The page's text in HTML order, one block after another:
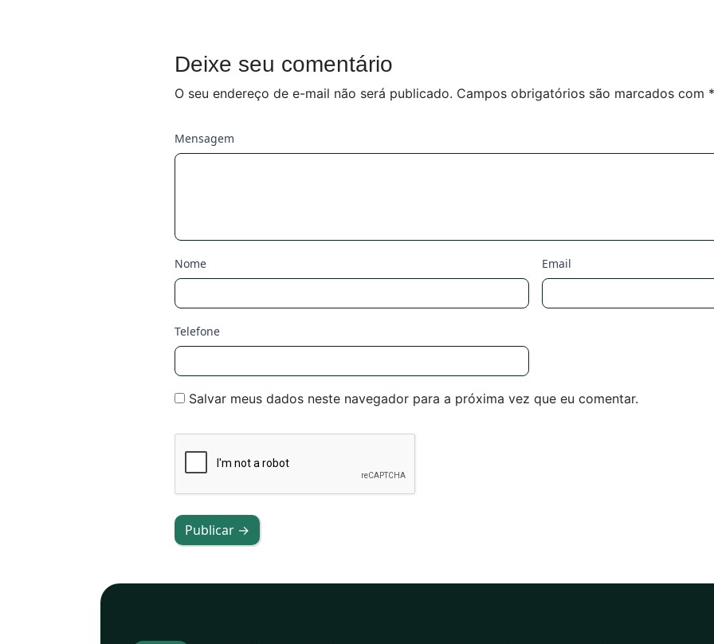
Deixe seu comentário
O seu endereço de e-mail não será publicado. Campos obrigatórios são marcados com *
Mensagem
Nome Email
Telefone
Salvar meus dados neste navegador para a próxima vez que eu comentar.
Publicar →